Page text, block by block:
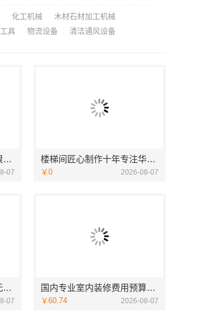
化工机械
木材石材加工机械
具 物流设备 清洁通风设备
苏州兔哥哥智装新材料有限公司高性价比旧房翻新案例
07
楼梯间匠心制作十年专注华居不锈钢稳固又美观
￥0 2026-08-07
无锡毛坯房半包多少钱，无锡亿莱居装饰工程材料有限公司
07
国内专业室内装修费用预算，江西圣匠新型环保材料有限公司
￥60.74 2026-08-07